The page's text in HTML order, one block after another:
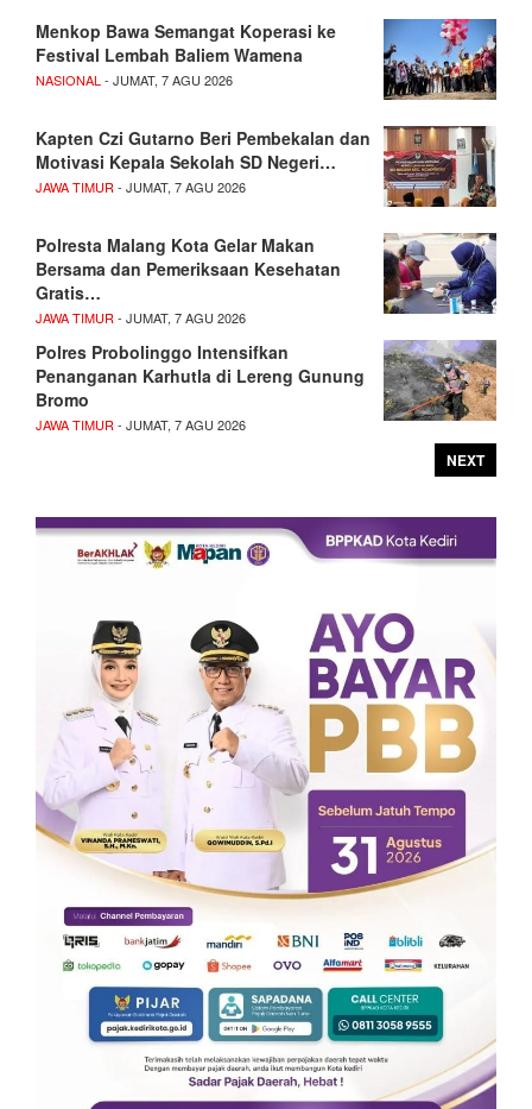
Menkop Bawa Semangat Koperasi ke
Festival Lembah Baliem Wamena
NASIONAL- JUMAT, 7 AGU 2026
Kapten Czi Gutarno Beri Pembekalan dan
Motivasi Kepala Sekolah SD Negeri…
JAWA TIMUR- JUMAT, 7 AGU 2026
Polresta Malang Kota Gelar Makan
Bersama dan Pemeriksaan Kesehatan
Gratis…
JAWA TIMUR- JUMAT, 7 AGU 2026
Polres Probolinggo Intensifkan
Penanganan Karhutla di Lereng Gunung
Bromo
JAWA TIMUR- JUMAT, 7 AGU 2026
NEXT